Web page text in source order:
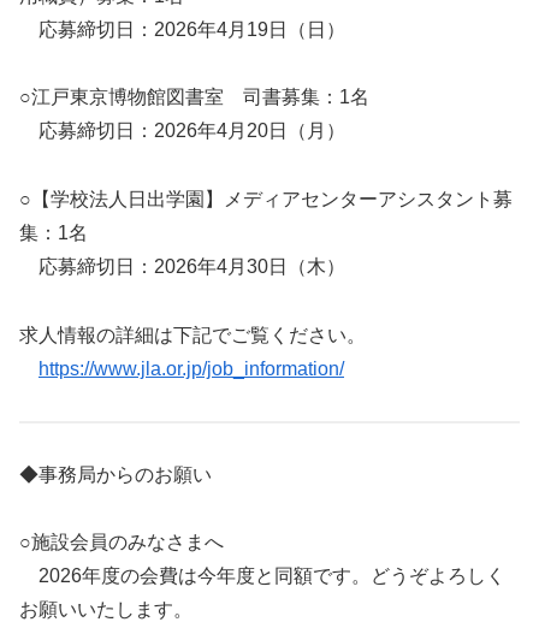
応募締切日：2026年4月19日（日）
○江戸東京博物館図書室 司書募集：1名
応募締切日：2026年4月20日（月）
○【学校法人日出学園】メディアセンターアシスタント募
集：1名
応募締切日：2026年4月30日（木）
求人情報の詳細は下記でご覧ください。
https://www.jla.or.jp/job_information/
◆事務局からのお願い
○施設会員のみなさまへ
2026年度の会費は今年度と同額です。どうぞよろしく
お願いいたします。